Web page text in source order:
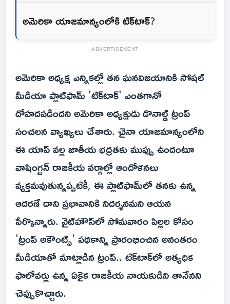
అమెరికా యాజమాన్యంలోకి టిక్‌టాక్?
ADVERTISEMENT
అమెరికా అధ్యక్ష ఎన్నికల్లో తన ఘనవిజయానికి సోషల్
మీడియా ప్లాట్‌ఫామ్ 'టిక్‌టాక్' ఎంతగానో
దోహదపడిందని అమెరికా అధ్యక్షుడు డొనాల్డ్ ట్రంప్
సంచలన వ్యాఖ్యలు చేశారు. చైనా యాజమాన్యంలోని
ఈ యాప్ వల్ల జాతీయ భద్రతకు ముప్పు ఉందంటూ
వాషింగ్టన్ రాజకీయ వర్గాల్లో ఆందోళనలు
వ్యక్తమవుతున్నప్పటికీ, ఈ ప్లాట్‌ఫామ్‌లో తనకు ఉన్న
ఆదరణే దాని ప్రభావానికి నిదర్శనమని ఆయన
పేర్కొన్నారు. వైట్‌హౌస్‌లో సోమవారం పిల్లల కోసం
'ట్రంప్ అకౌంట్స్' పథకాన్ని ప్రారంభించిన అనంతరం
మీడియాతో మాట్లాడిన ట్రంప్.. టిక్‌టాక్‌లో అత్యధిక
ఫాలోవర్లు ఉన్న ఏకైక రాజకీయ నాయకుడిని తానేనని
చెప్పుకొచ్చారు.